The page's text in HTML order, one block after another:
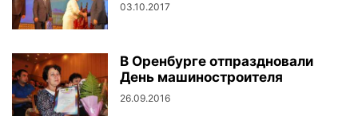
03.10.2017
В Оренбурге отпраздновали
День машиностроителя
26.09.2016